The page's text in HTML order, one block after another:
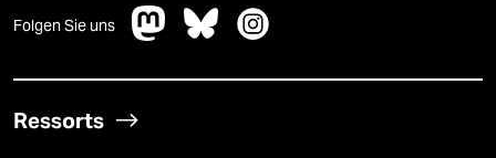
Folgen Sie uns
Ressorts